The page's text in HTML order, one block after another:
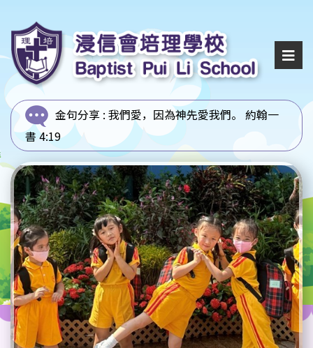
金句分享 : 我們愛，因為神先愛我們。 約翰一
書 4:19